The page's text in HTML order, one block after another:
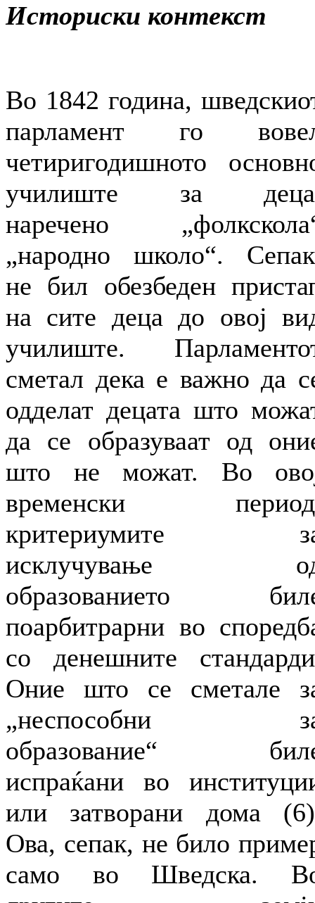
Историски контекст
Во 1842 година,
парламент го
четиригодишното
училиште за
наречено
„народно школо“.
не бил обезбеден
на сите деца до овој
училиште.
сметал дека е важно да
одделат децата што
да се образуваат од
што не можат. Во
временски
критериумите
исклучување
образованието
поарбитрарни во
со денешните
Оние што се сметале
„неспособни
образование“
испраќани во
или затворани дома
Ова, сепак, не било
само во Шведска.